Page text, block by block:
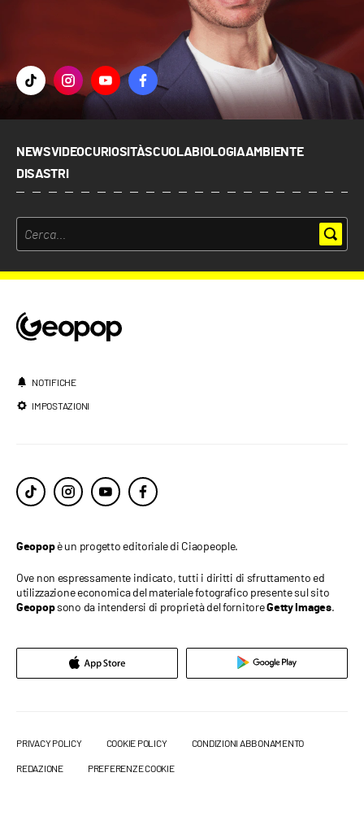
NEWSVIDEOCURIOSITÀSCUOLABIOLOGIAAMBIENTE
DISASTRI
NOTIFICHE
IMPOSTAZIONI
Geopopè un progetto editoriale di Ciaopeople.
Ove non espressamente indicato, tutti i diritti di sfruttamento ed
utilizzazione economica del materiale fotografico presente sul sito
Geopopsono da intendersi di proprietà del fornitoreGetty Images.
PRIVACY POLICY COOKIE POLICY CONDIZIONI ABBONAMENTO
REDAZIONE PREFERENZE COOKIE